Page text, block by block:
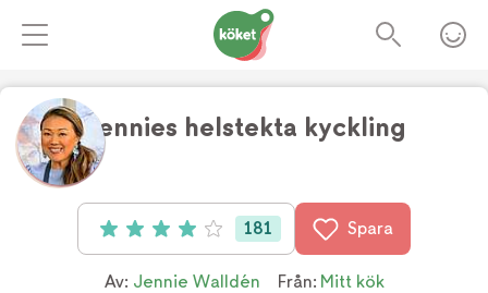
Jennies helstekta kyckling
Betyg: 4 av 5 (181 röster)
181 Spara
Av: Jennie Walldén Från: Mitt kök